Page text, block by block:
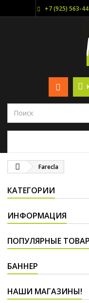
+7 (925) 563-
Farecla
КАТЕГОРИИ
ИНФОРМАЦИЯ
ПОПУЛЯРНЫЕ
БАННЕР
НАШИ МАГАЗИНЫ!